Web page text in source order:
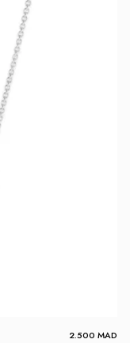
2.500 MAD